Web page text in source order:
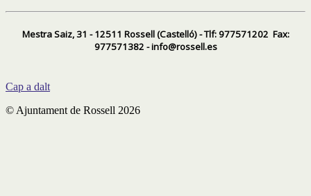
Mestra Saiz, 31 - 12511 Rossell (Castelló) - Tlf: 977571202 Fax:
977571382 - info@rossell.es
Cap a dalt
© Ajuntament de Rossell 2026